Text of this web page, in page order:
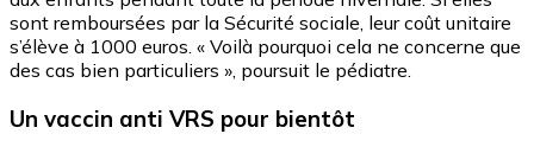
sont remboursées par la Sécurité sociale, leur coût unitaire
s’élève à 1000 euros. « Voilà pourquoi cela ne concerne que
des cas bien particuliers », poursuit le pédiatre.
Un vaccin anti VRS pour bientôt